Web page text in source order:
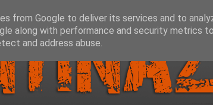
from Google to deliver its services and to
along with performance and security metrics
and address abuse.